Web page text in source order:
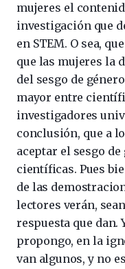
mujeres el
investigación que
en STEM. O sea,
que las mujeres la
del sesgo de
mayor entre
investigadores
conclusión, que a
aceptar el sesgo
científicas. Pues
de las
lectores verán,
respuesta que dan.
propongo, en la
van algunos, y no